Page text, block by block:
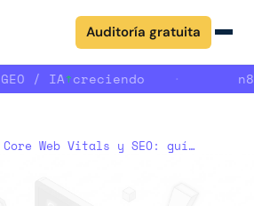
Auditoría gratuita
GEO / IA↑creciendo n8n
Core Web Vitals y SEO: guía práctica para mejorar el rendimiento de tu web